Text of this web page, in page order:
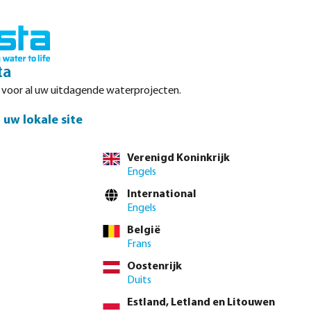
de pioniers op
het filteren
met
met
voor al uw uitdagende waterprojecten.
uw lokale site
Verenigd Koninkrijk
Engels
International
Engels
België
Frans
Oostenrijk
Duits
Estland, Letland en Litouwen